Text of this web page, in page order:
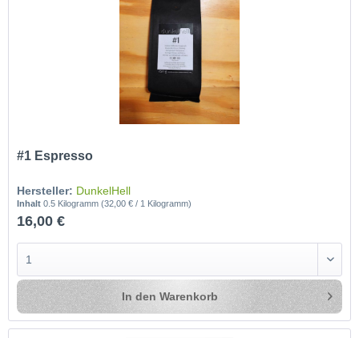
#1 Espresso
Hersteller: DunkelHell
Inhalt0.5 Kilogramm(32,00 € / 1 Kilogramm)
16,00 €
In den Warenkorb